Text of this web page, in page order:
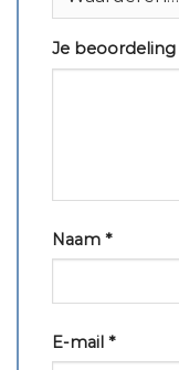
Je beoordeling
Naam *
E-mail *